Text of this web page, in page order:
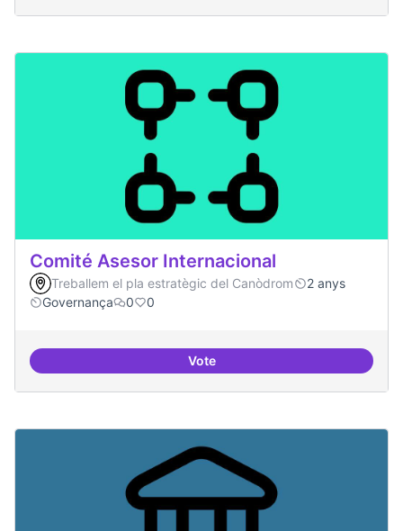
Comité Asesor Internacional
Treballem el pla estratègic del Canòdrom
2 anys
Governança
0 0
VoteComité Asesor Internacional